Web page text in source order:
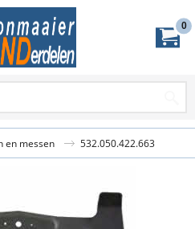
0
en messen 532.050.422.663